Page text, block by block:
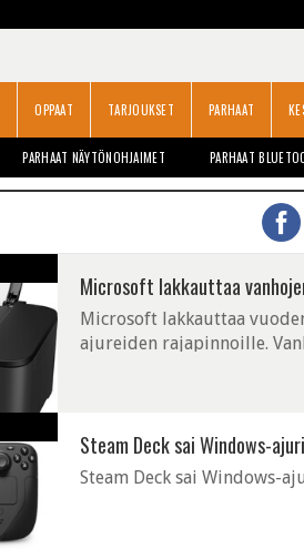
OPPAAT TARJOUKSET PARHAAT
PARHAAT NÄYTÖNOHJAIMET PARHAAT
Microsoft lakkauttaa
Microsoft lakkauttaa
ajureiden rajapinnoille.
Steam Deck sai Windows-
Steam Deck sai Windows-